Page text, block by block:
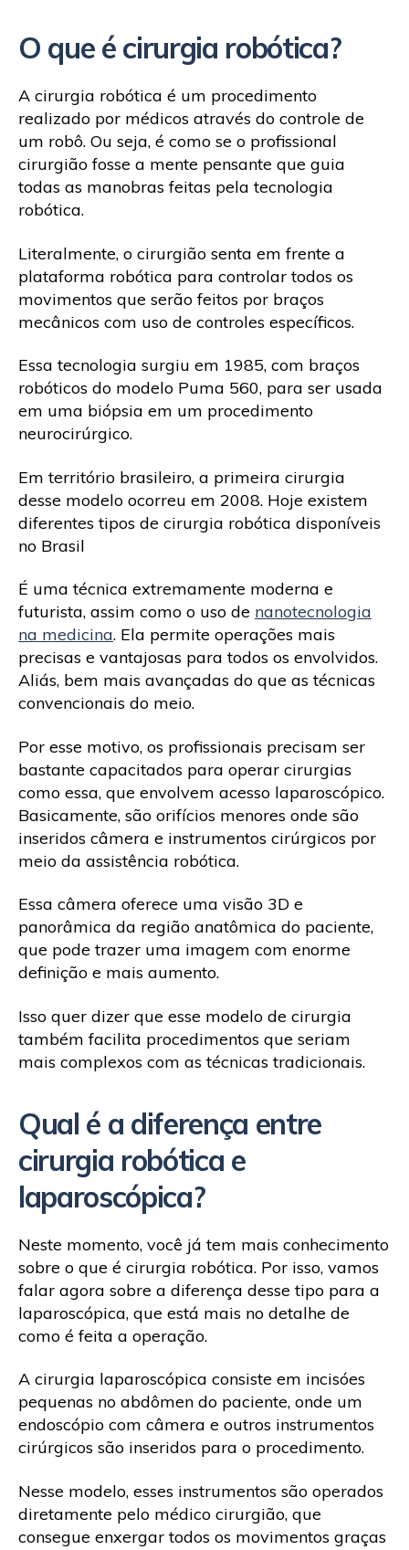
O que é cirurgia robótica?
A cirurgia robótica é um procedimento
realizado por médicos através do controle de
um robô. Ou seja, é como se o profissional
cirurgião fosse a mente pensante que guia
todas as manobras feitas pela tecnologia
robótica.
Literalmente, o cirurgião senta em frente a
plataforma robótica para controlar todos os
movimentos que serão feitos por braços
mecânicos com uso de controles específicos.
Essa tecnologia surgiu em 1985, com braços
robóticos do modelo Puma 560, para ser usada
em uma biópsia em um procedimento
neurocirúrgico.
Em território brasileiro, a primeira cirurgia
desse modelo ocorreu em 2008. Hoje existem
diferentes tipos de cirurgia robótica disponíveis
no Brasil
É uma técnica extremamente moderna e
futurista, assim como o uso de nanotecnologia
na medicina. Ela permite operações mais
precisas e vantajosas para todos os envolvidos.
Aliás, bem mais avançadas do que as técnicas
convencionais do meio.
Por esse motivo, os profissionais precisam ser
bastante capacitados para operar cirurgias
como essa, que envolvem acesso laparoscópico.
Basicamente, são orifícios menores onde são
inseridos câmera e instrumentos cirúrgicos por
meio da assistência robótica.
Essa câmera oferece uma visão 3D e
panorâmica da região anatômica do paciente,
que pode trazer uma imagem com enorme
definição e mais aumento.
Isso quer dizer que esse modelo de cirurgia
também facilita procedimentos que seriam
mais complexos com as técnicas tradicionais.
Qual é a diferença entre
cirurgia robótica e
laparoscópica?
Neste momento, você já tem mais conhecimento
sobre o que é cirurgia robótica. Por isso, vamos
falar agora sobre a diferença desse tipo para a
laparoscópica, que está mais no detalhe de
como é feita a operação.
A cirurgia laparoscópica consiste em incisóes
pequenas no abdômen do paciente, onde um
endoscópio com câmera e outros instrumentos
cirúrgicos são inseridos para o procedimento.
Nesse modelo, esses instrumentos são operados
diretamente pelo médico cirurgião, que
consegue enxergar todos os movimentos graças